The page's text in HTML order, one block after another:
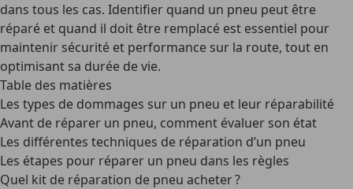
dans tous les cas. Identifier quand un pneu peut être
réparé et quand il doit être remplacé est essentiel pour
maintenir sécurité et performance sur la route, tout en
optimisant sa durée de vie.
Table des matières
Les types de dommages sur un pneu et leur réparabilité
Avant de réparer un pneu, comment évaluer son état
Les différentes techniques de réparation d’un pneu
Les étapes pour réparer un pneu dans les règles
Quel kit de réparation de pneu acheter ?